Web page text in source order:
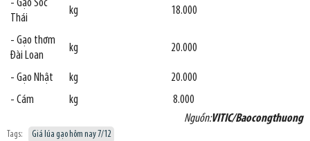
- Gạo Sóc
Thái
kg 18.000
- Gạo thơm
Đài Loan
kg 20.000
- Gạo Nhật kg
20.000
- Cám
kg
8.000
Nguồn:VITIC/Baocongthuong
Tags: Giá lúa gạo hôm nay 7/12